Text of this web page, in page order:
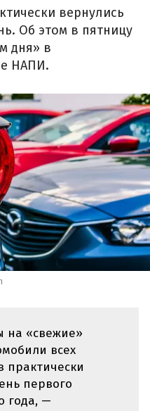
вернулись
Об этом в пятницу
дня» в
НАПИ.
на «свежие»
всех
практически
первого
года, —